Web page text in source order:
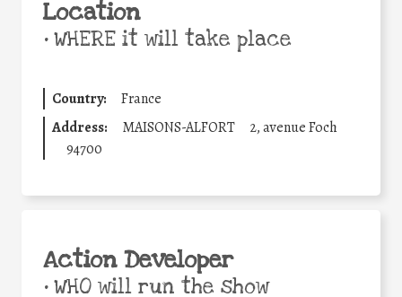
Location
•WHERE it will take place
Country:
France
Address:
MAISONS-ALFORT
2, avenue Foch
94700
Action Developer
•WHO will run the show